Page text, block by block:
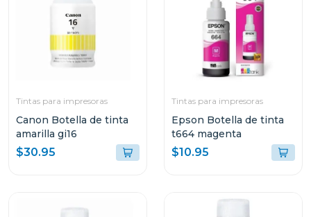
Tintas para impresoras
Canon Botella de tinta
amarilla gi16
$30.95
Tintas para impresoras
Epson Botella de tinta
t664 magenta
$10.95